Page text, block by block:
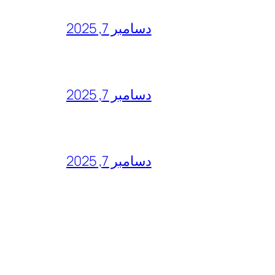
دسامبر 7, 2025
دسامبر 7, 2025
دسامبر 7, 2025